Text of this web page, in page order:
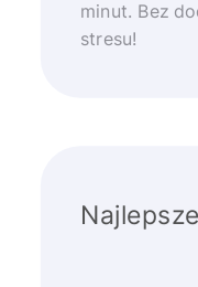
minut. Bez
stresu!